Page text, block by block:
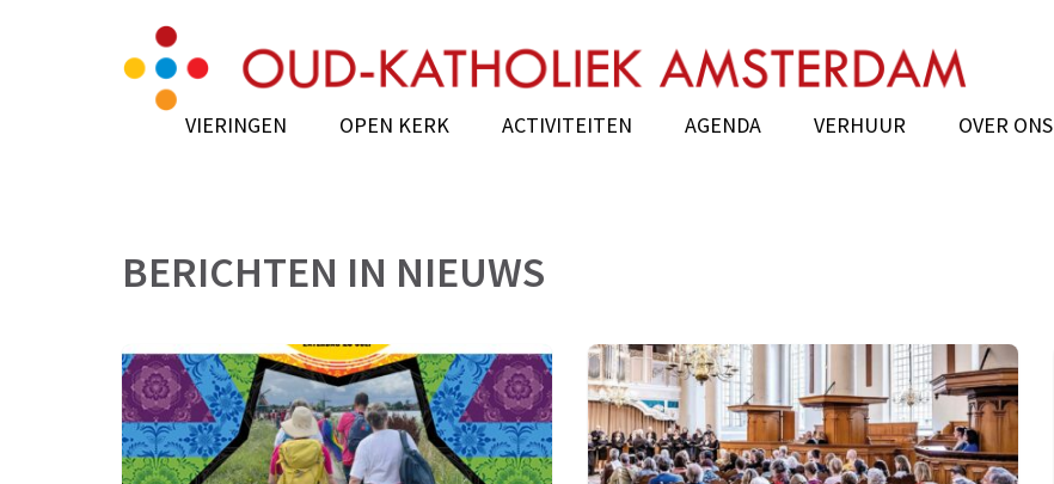
Oud-Katholieke Kerk Amsterdam
VIERINGEN OPEN KERK ACTIVITEITEN AGENDA VERHUUR OVER ONS
BERICHTEN IN NIEUWS